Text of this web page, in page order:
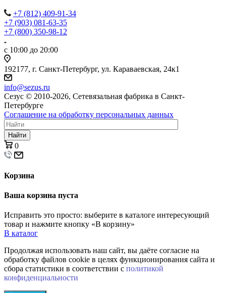
+7 (812) 409-91-34
+7 (903) 081-63-35
+7 (800) 350-98-12
с 10:00 до 20:00
192177, г. Санкт-Петербург, ул. Караваевская, 24к1
info@sezus.ru
Сезус © 2010-2026, Сетевязальная фабрика в Санкт-
Петербурге
Соглашение на обработку персональных данных
Найти
0
Корзина
Ваша корзина пуста
Исправить это просто: выберите в каталоге интересующий
товар и нажмите кнопку «В корзину»
В каталог
Продолжая использовать наш сайт, вы даёте согласие на
обработку файлов cookie в целях функционирования сайта и
сбора статистики в соответствии с политикой
конфиденциальности